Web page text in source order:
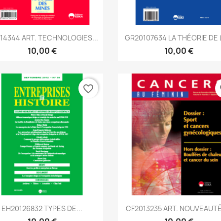
 Aperçu rapide
ART. TECHNOLOGIES...
10,00 €
Aperçu rapide
GR20107634 LA THÉORIE DE
10,00 €
Aperçu rapide
EH20126832 TYPES DE...
favorite_border
Aperçu rapide
CF2013235 ART.